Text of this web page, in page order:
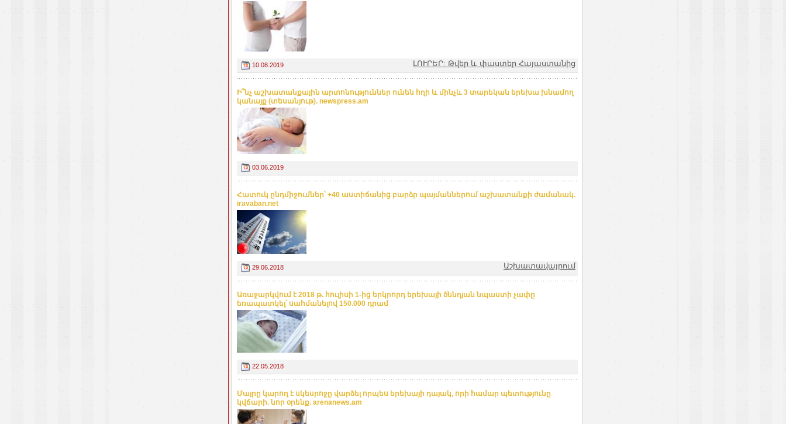
10.08.2019 ԼՈՒՐԵՐ: Թվեր և փաստեր Հայաստանից
Ի՞նչ աշխատանքային արտոնություններ ունեն հղի և մինչև 3 տարեկան երեխա խնամող
կանայք (տեսանյութ). newspress.am
03.06.2019
Հատուկ ընդմիջումներ՝ +40 աստիճանից բարձր պայմաններում աշխատանքի ժամանակ.
iravaban.net
29.06.2018 Աշխատավայրում
Առաջարկվում է 2018 թ. հուլիսի 1-ից երկրորդ երեխայի ծննդյան նպաստի չափը
եռապատկել՝ սահմանելով 150.000 դրամ
22.05.2018
Մայրը կարող է սկեսրոջը վարձել որպես երեխայի դայակ, որի համար պետությունը
կվճարի. նոր օրենք. arenanews.am